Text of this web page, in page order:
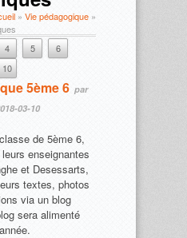
» Vie pédagogique »
4 5
6
10
5ème 6 par
03-10
de 5ème 6,
enseignantes
et Desessarts,
textes, photos
via un blog
sera alimenté